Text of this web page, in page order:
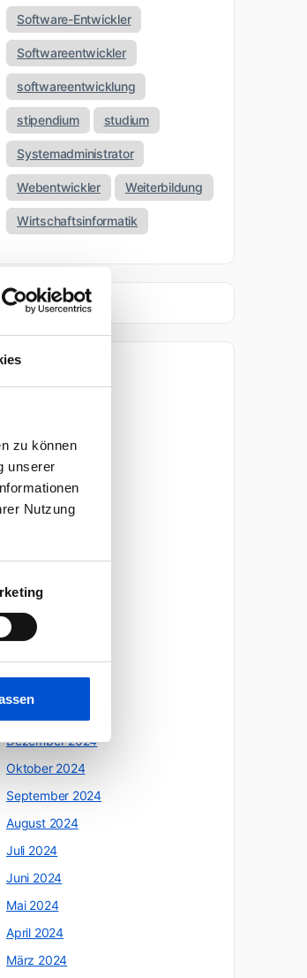
zu können
unserer
Nutzung
Software-Entwickler
Softwareentwickler
softwareentwicklung
stipendium studium
Systemadministrator
Webentwickler Weiterbildung
Wirtschaftsinformatik
April 2026
März 2026
November 2025
Oktober 2025
Mai 2025
April 2025
März 2025
Dezember 2024
Oktober 2024
September 2024
August 2024
Juli 2024
Juni 2024
Mai 2024
April 2024
März 2024